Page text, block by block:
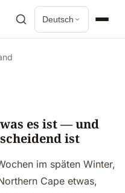
Deutsch
es ist — und
ist
im späten Winter,
Cape etwas,